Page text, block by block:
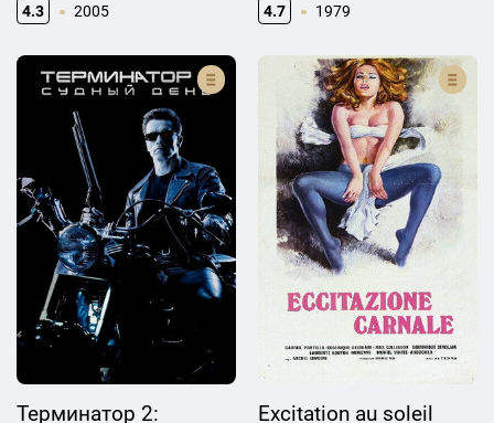
4.3 2005 4.7 1979
Терминатор 2:
Excitation au soleil